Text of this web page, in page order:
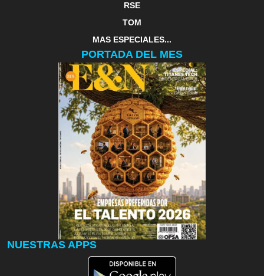
RSE
TOM
MAS ESPECIALES...
PORTADA DEL MES
NUESTRAS APPS